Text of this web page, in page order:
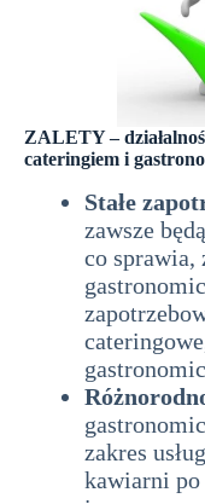
ZALETY –
cateringiem i
Stałe
zawsze
co sprawia,
zakres
kawiarni